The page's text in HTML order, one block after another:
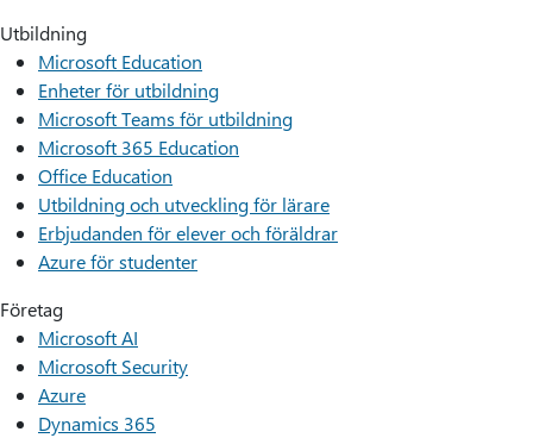
Utbildning
Microsoft Education
Enheter för utbildning
Microsoft Teams för utbildning
Microsoft 365 Education
Office Education
Utbildning och utveckling för lärare
Erbjudanden för elever och föräldrar
Azure för studenter
Företag
Microsoft AI
Microsoft Security
Azure
Dynamics 365